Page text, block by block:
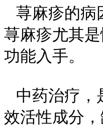
荨麻疹的病
荨麻疹尤其
功能入手。
中药治疗，
效活性成分